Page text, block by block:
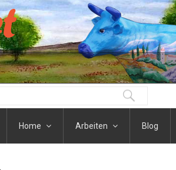
Home Arbeiten Blog